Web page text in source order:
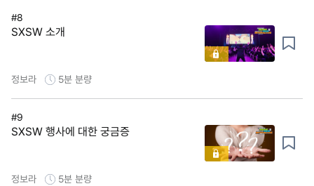
#8
SXSW 소개
정보라 5분 분량
#9
SXSW 행사에 대한 궁금증
정보라 5분 분량